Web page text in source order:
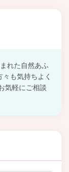
れた自然あふ
も気持ちよく
気軽にご相談